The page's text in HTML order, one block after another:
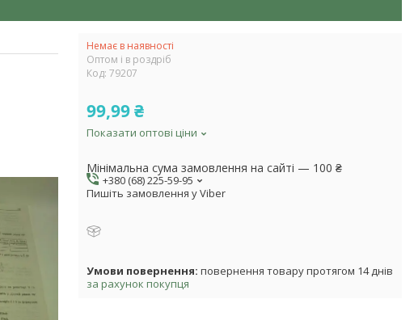
Немає в наявності
Оптом і в роздріб
Код: 79207
99,99 ₴
Показати оптові ціни
Мінімальна сума замовлення на сайті — 100 ₴
+380 (68) 225-59-95
Пишіть замовлення у Viber
повернення товару протягом 14 днів
за рахунок покупця